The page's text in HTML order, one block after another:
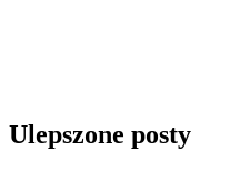
Ulepszone posty